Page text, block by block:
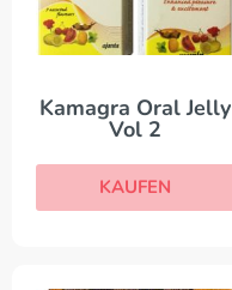
Kamagra Oral Jelly
Vol 2
KAUFEN